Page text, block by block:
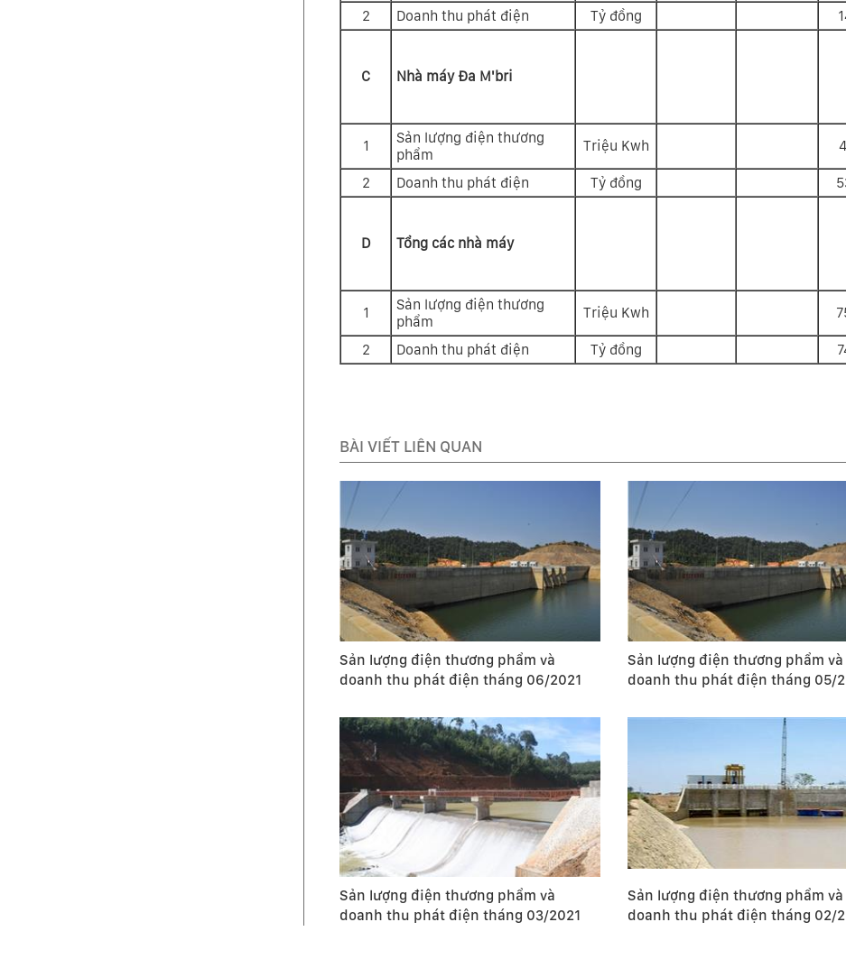
2 Doanh thu phát điện Tỷ đồng
C Nhà máy Đa M'bri
1
Sản lượng điện thương
phẩm
Triệu Kwh
2 Doanh thu phát điện Tỷ đồng
D Tổng các nhà máy
1
Sản lượng điện thương
phẩm
Triệu Kwh
2 Doanh thu phát điện Tỷ đồng
BÀI VIẾT LIÊN QUAN
Sản lượng điện thương phẩm và
doanh thu phát điện tháng 06/2021
Sản lượng điện thương phẩm và
doanh thu phát điện tháng 05/
Sản lượng điện thương phẩm và
doanh thu phát điện tháng 03/2021
Sản lượng điện thương phẩm và
doanh thu phát điện tháng 02/